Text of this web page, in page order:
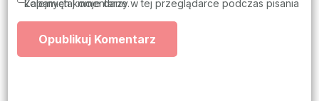
Zapamiętaj moje dane w tej przeglądarce podczas pisania kolejnych komentarzy.